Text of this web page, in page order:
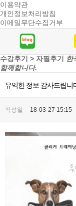
이용약관
개인정보처리방침
이메일무단수집거부
수강후기 > 자필후기
한
함께합니다.
유익한 정보 감사드립니
작성일 18-03-27 15:15